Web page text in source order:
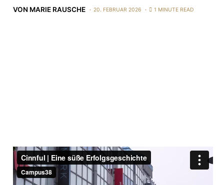
VON MARIE RAUSCHE 20. FEBRUAR 2026 1 MINUTE READ
Titelbild: Cinnful in Braunschweig, Foto von Marie
Rausche